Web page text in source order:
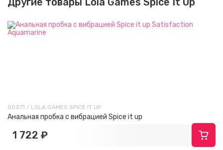
00371 / LOLA GAMES SPICE IT UP
Анальная пробка с вибрацией Spice it up
1 722 ₽